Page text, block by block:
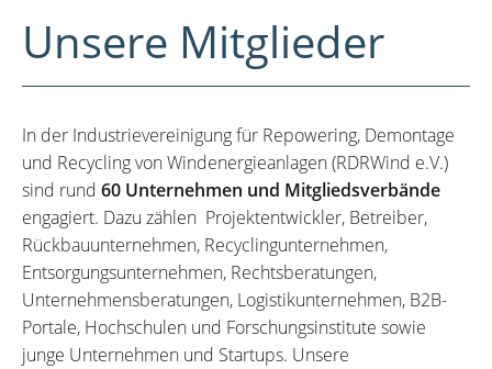
Unsere Mitglieder
In der Industrievereinigung für Repowering, Demontage
und Recycling von Windenergieanlagen (RDRWind e.V.)
sind rund 60 Unternehmen und Mitgliedsverbände
engagiert. Dazu zählen Projektentwickler, Betreiber,
Rückbauunternehmen, Recyclingunternehmen,
Entsorgungsunternehmen, Rechtsberatungen,
Unternehmensberatungen, Logistikunternehmen, B2B-
Portale, Hochschulen und Forschungsinstitute sowie
junge Unternehmen und Startups. Unsere